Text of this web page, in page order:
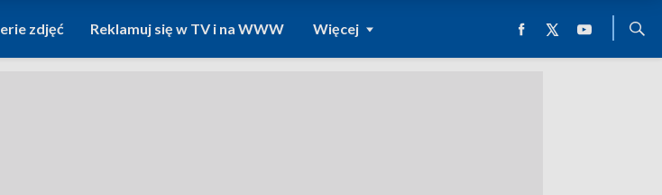
zdjęć Reklamuj się w TV i na WWW Więcej